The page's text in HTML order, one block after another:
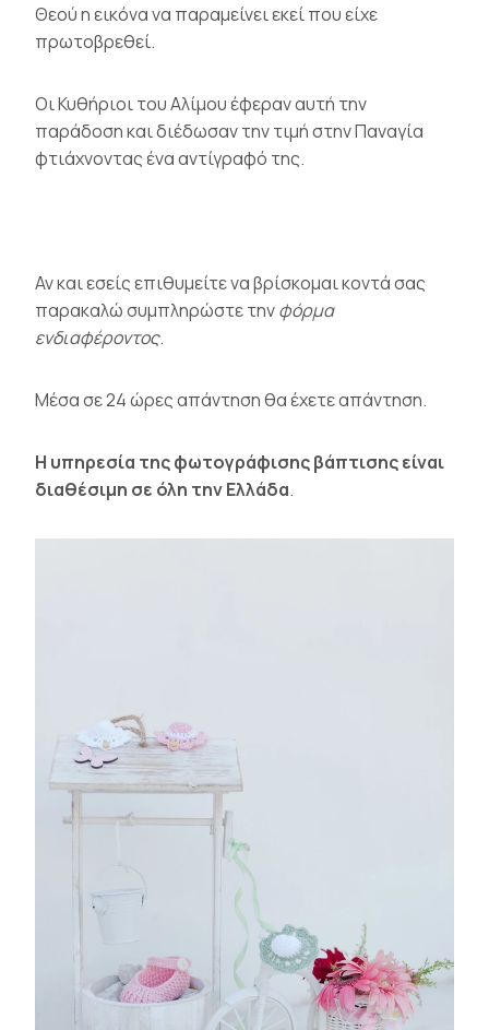
Θεού η εικόνα να παραμείνει εκεί που είχε
πρωτοβρεθεί.
Οι Κυθήριοι του Αλίμου έφεραν αυτή την
παράδοση και διέδωσαν την τιμή στην Παναγία
φτιάχνοντας ένα αντίγραφό της.
Αν και εσείς επιθυμείτε να βρίσκομαι κοντά σας
παρακαλώ συμπληρώστε τηνφόρμα
ενδιαφέροντος.
Μέσα σε 24 ώρες απάντηση θα έχετε απάντηση.
Η υπηρεσία της φωτογράφισης βάπτισης είναι
διαθέσιμη σε όλη την Ελλάδα.